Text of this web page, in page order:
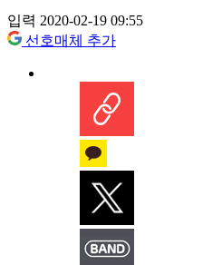
입력 2020-02-19 09:55
선호매체 추가